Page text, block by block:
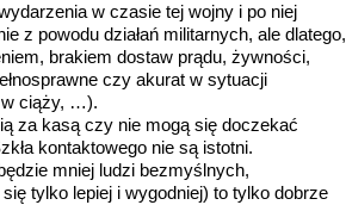
w czasie tej wojny i po niej
z powodu działań militarnych, ale dlatego,
brakiem dostaw prądu, żywności,
czy akurat w sytuacji
w ciąży, …).
za kasą czy nie mogą się doczekać
kontaktowego nie są istotni.
mniej ludzi bezmyślnych,
tylko lepiej i wygodniej) to tylko dobrze